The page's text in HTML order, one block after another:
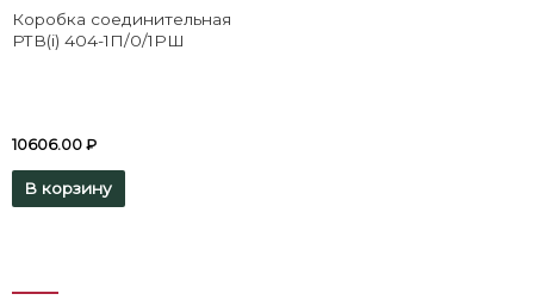
Коробка соединительная
РТВ(i) 404-1П/0/1РШ
10606.00 ₽
В корзину